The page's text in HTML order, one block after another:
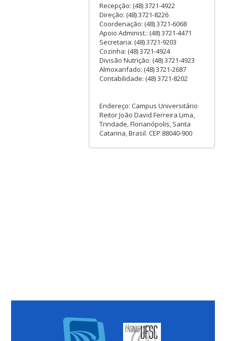
Recepção: (48) 3721-4922
Direção: (48) 3721-8226
Coordenação: (48) 3721-6068
Apoio Administ.: (48) 3721-4471
Secretaria: (48) 3721-9203
Cozinha: (48) 3721-4924
Divisão Nutrição: (48) 3721-4923
Almoxarifado: (48) 3721-2687
Contabilidade: (48) 3721-8202
Endereço: Campus Universitário
Reitor João David Ferreira Lima,
Trindade, Florianópolis, Santa
Catarina, Brasil. CEP 88040-900